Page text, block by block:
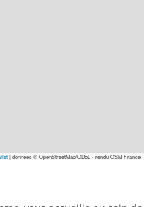
|données © OpenStreetMap/ODbL - rendu OSM France